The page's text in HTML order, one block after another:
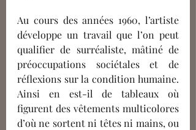
Au cours des années 1960, l’artiste
développe un travail que l’on peut
qualifier de surréaliste, mâtiné de
préoccupations sociétales et de
réflexions sur la condition humaine.
Ainsi en est-il de tableaux où
figurent des vêtements multicolores
d’où ne sortent ni têtes ni mains, ou